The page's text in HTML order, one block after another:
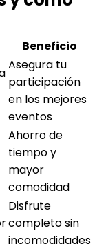
Beneficio
Asegura tu
participación
en los mejores
eventos
Ahorro de
tiempo y
mayor
comodidad
Disfrute
completo sin
incomodidades